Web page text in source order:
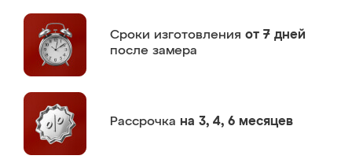
Сроки изготовления от 7 дней
после замера
Рассрочка на 3, 4, 6 месяцев